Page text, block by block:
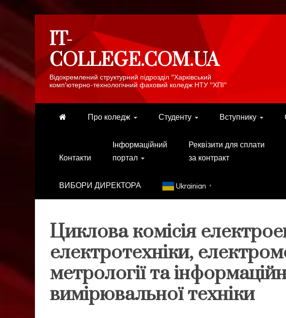
contentIT-
COLLEGE.COM.UA
Відокремлений структурний підрозділ "Харківський
комп'ютерно-технологічний фаховий коледж НТУ "ХПІ"
Про коледж Студенту Вступнику
Контакти
Інформаційний
портал
Реквізити для сплати
за контракт
ВИБОРИ ДИРЕКТОРА Ukrainian ▼
Циклова комісія
електротехніки,
метрології та
вимірювальної техніки